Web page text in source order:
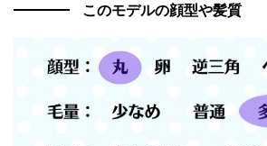
このモデルの顔型や髪質